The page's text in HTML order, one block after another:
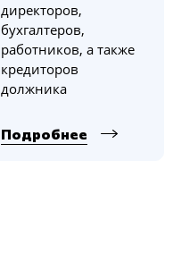
директоров,
бухгалтеров,
работников, а также
кредиторов
должника
Подробнее